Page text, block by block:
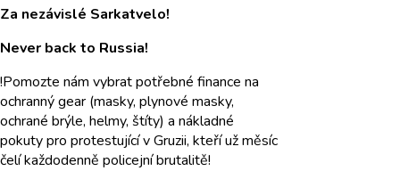
Za nezávislé Sarkatvelo!
Never back to Russia!
!Pomozte nám vybrat potřebné finance na
ochranný gear (masky, plynové masky,
ochrané brýle, helmy, štíty) a nákladné
pokuty pro protestující v Gruzii, kteří už měsíc
čelí každodenně policejní brutalitě!